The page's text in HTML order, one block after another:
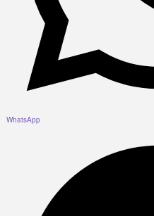
WhatsApp